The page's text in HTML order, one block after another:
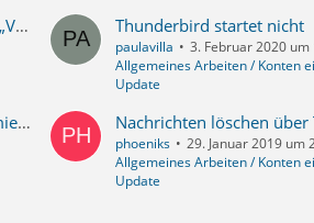
Es wurde keine eindeutig mit der Adresse im „Von“-Feld übereinstimmenden Identität gefunden. Thunderbird startet nicht
paulavilla
3. Februar 2020 um
Allgemeines Arbeiten / Konten
Update
15GB Profil, ca. 15 e-mail Accounts, Komprimieren geht nicht, manche (nicht alle) E-mail-Accounts können wegen Virus oder angebl. knappen Speicherplatz nicht gespeichert werden
phoeniks
29. Januar 2019 um
Allgemeines Arbeiten / Konten
Update